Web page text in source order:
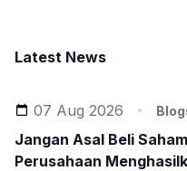
Latest News
07 Aug 2026
Jangan Asal Beli
Perusahaan